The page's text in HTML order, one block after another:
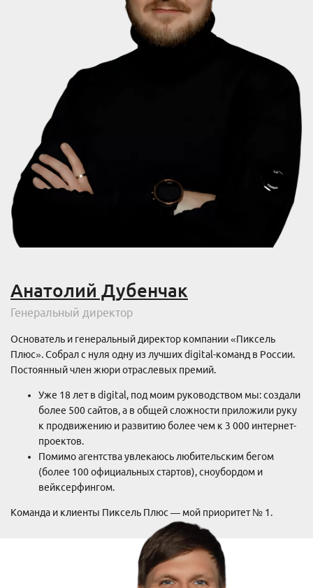
Анатолий Дубенчак
Генеральный директор
Основатель и генеральный директор компании «Пиксель
Плюс». Собрал с нуля одну из лучших digital-команд в России.
Постоянный член жюри отраслевых премий.
Уже 18 лет в digital, под моим руководством мы: создали
более 500 сайтов, а в общей сложности приложили руку
к продвижению и развитию более чем к 3 000 интернет-
проектов.
Помимо агентства увлекаюсь любительским бегом
(более 100 официальных стартов), сноубордом и
вейксерфингом.
Команда и клиенты Пиксель Плюс — мой приоритет № 1.